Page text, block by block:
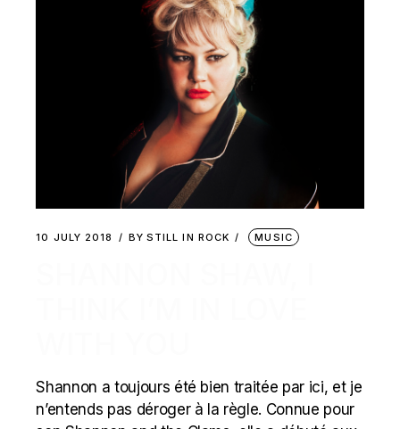
10 JULY 2018 BY STILL IN ROCK MUSIC
Shannon a toujours été bien traitée par ici, et je
n’entends pas déroger à la règle. Connue pour